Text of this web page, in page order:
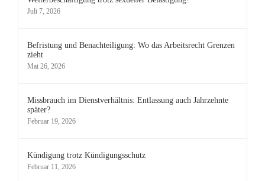
Juli 7, 2026
Befristung und Benachteiligung: Wo das Arbeitsrecht Grenzen
zieht
Mai 26, 2026
Missbrauch im Dienstverhältnis: Entlassung auch Jahrzehnte
später?
Februar 19, 2026
Kündigung trotz Kündigungsschutz
Februar 11, 2026